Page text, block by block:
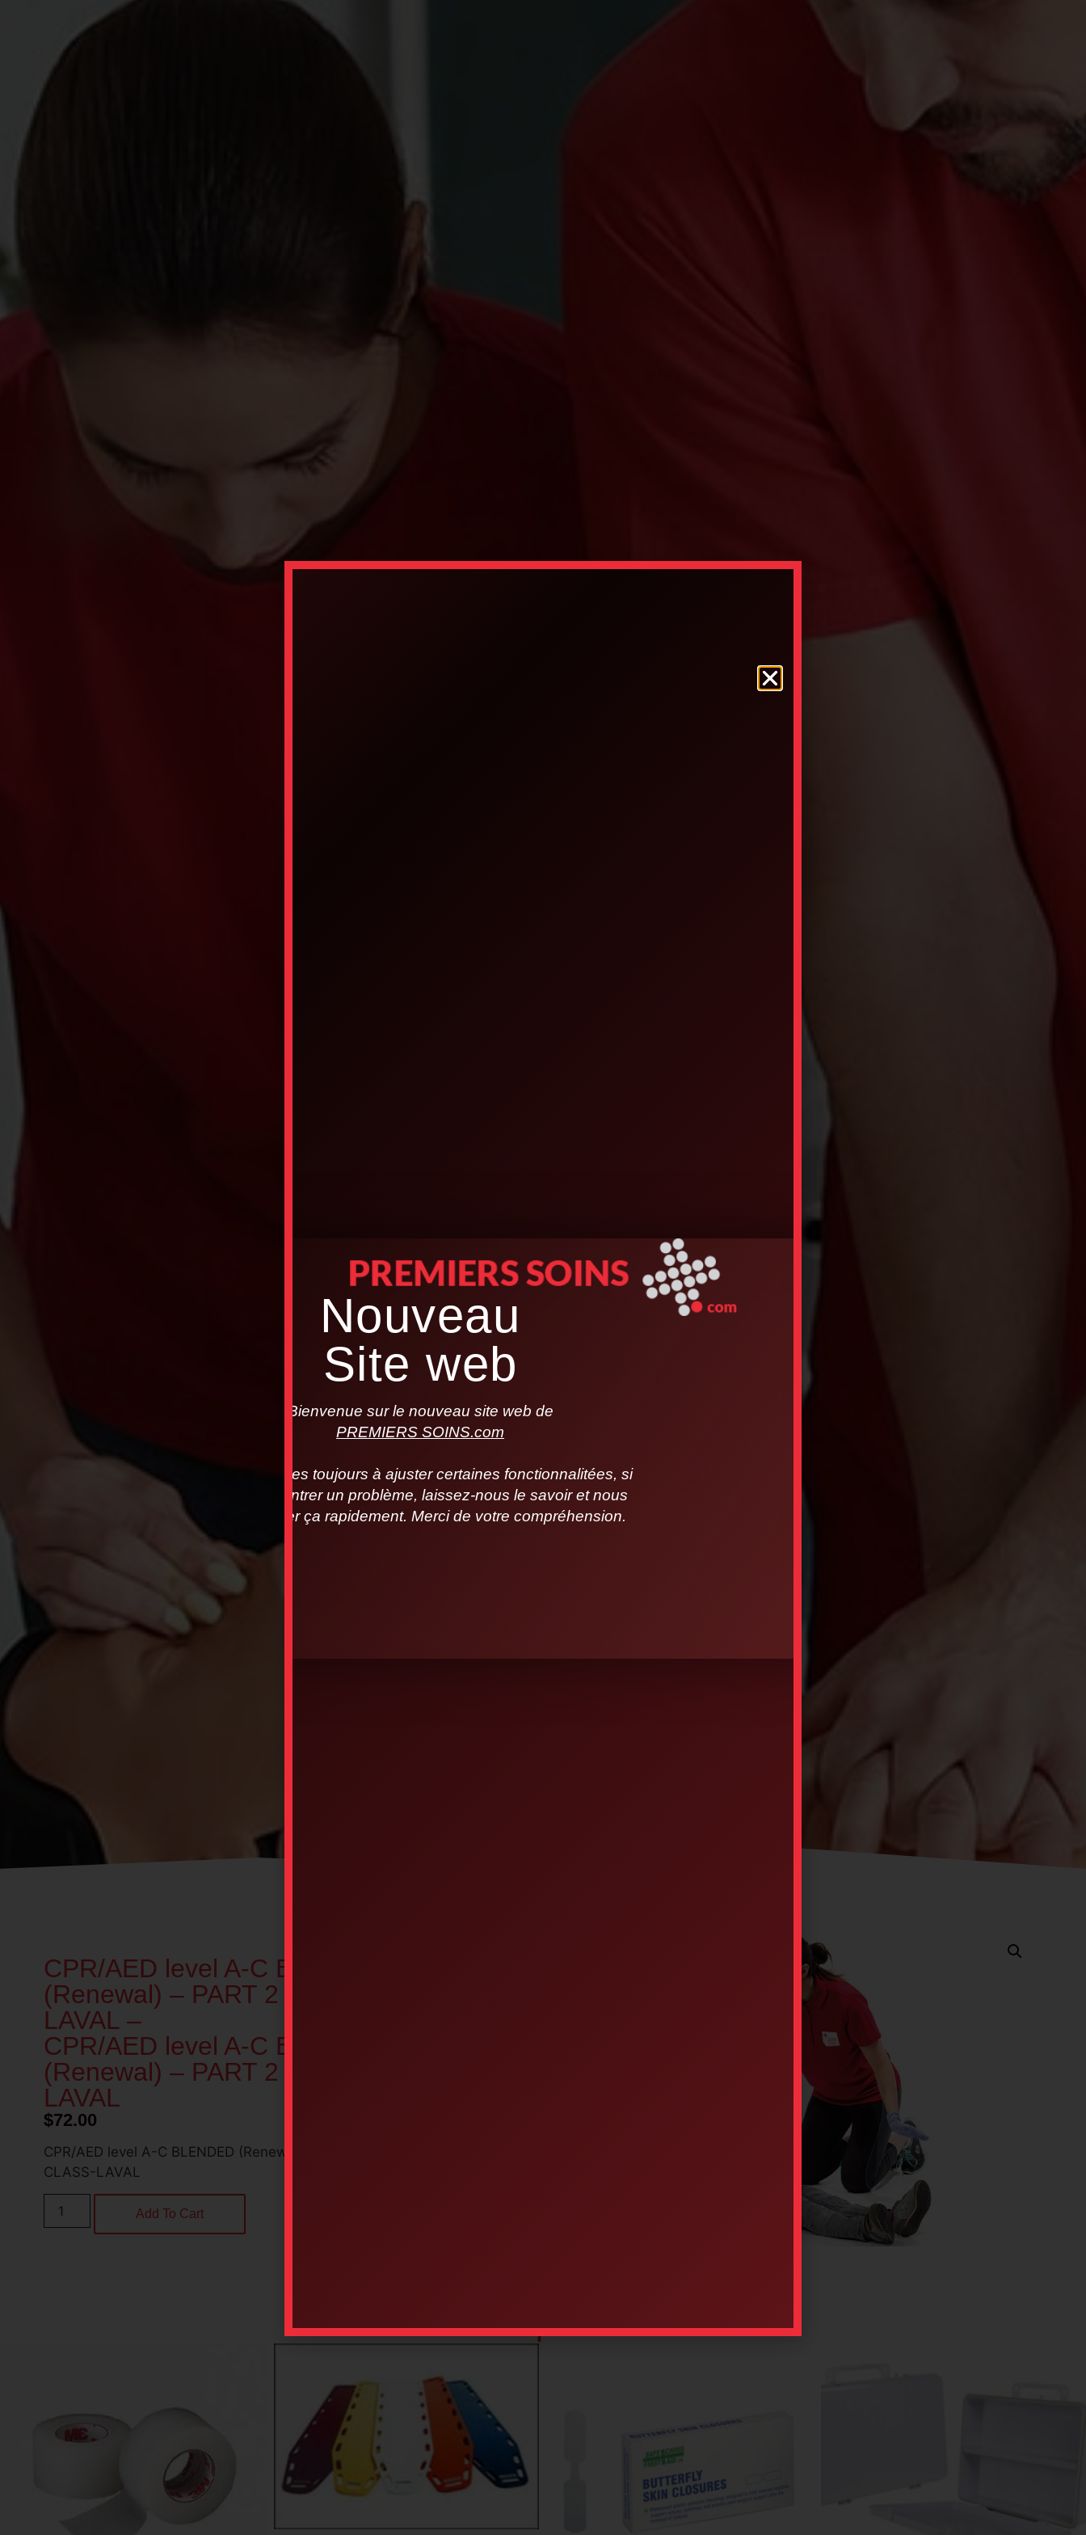
CPR/AED level A-C BLENDED
(Renewal) – PART 2 – IN CLASS-
LAVAL –
CPR/AED level A-C BLENDED
(Renewal) – PART 2 – IN CLASS-
LAVAL
$72.00
CPR/AED level A-C BLENDED (Renewal) – PART 2 – IN
CLASS-LAVAL
Add To Cart
Similar products
Nouveau
Site web
Bienvenue sur le nouveau site web de
PREMIERS SOINS.com
Nous sommes toujours à ajuster certaines fonctionnalitées, si
vous rencontrer un problème, laissez-nous le savoir et nous
allons régler ça rapidement. Merci de votre compréhension.